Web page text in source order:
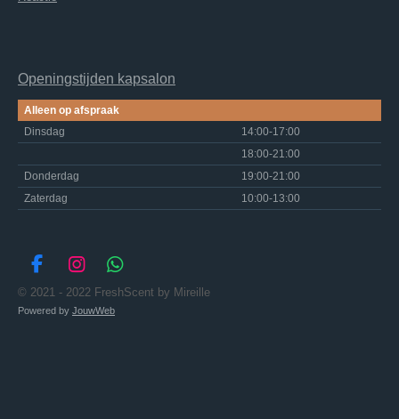
Openingstijden kapsalon
Alleen op afspraak
Dinsdag
14:00-17:00
18:00-21:00
Donderdag
19:00-21:00
Zaterdag
10:00-13:00
F
a
c
I
n
s
W
h
a
© 2021 - 2022 FreshScent by Mireille
Powered by JouwWeb